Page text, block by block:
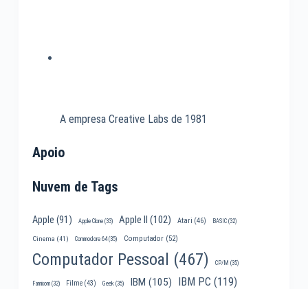
A empresa Creative Labs de 1981
Apoio
Nuvem de Tags
Apple (91) Apple Clone(33) Apple II (102) Atari (46) BASIC(32)
Cinema (41) Commodore 64(35) Computador(52)
Computador Pessoal (467) CP/M (35)
Famicom(32) Filme(43) Geek (35) IBM (105) IBM PC (119)